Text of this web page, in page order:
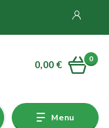
Menu
0
0,00 €